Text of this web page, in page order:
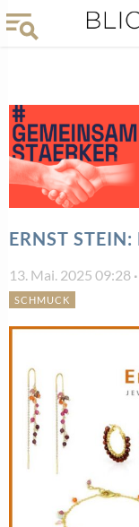
ERNST
13. Mai. 2025 09:28
SCHMUCK